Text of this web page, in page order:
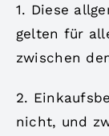
1. Diese
gelten für
zwischen
2.
nicht, und